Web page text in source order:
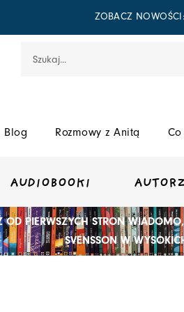
ZOBACZ NOWOŚCI:
Blog Rozmowy z Anitą
AUDIOBOOKI
PIERWSZYCH STRON
SVENSSON W